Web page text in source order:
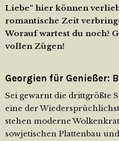
Liebe“ hier können
romantische Zeit
Worauf wartest du noch?
vollen Zügen!
Georgien für Genießer:
Sei gewarnt die drittgrößte
eine der
stehen moderne
sowjetischen Plattenbau